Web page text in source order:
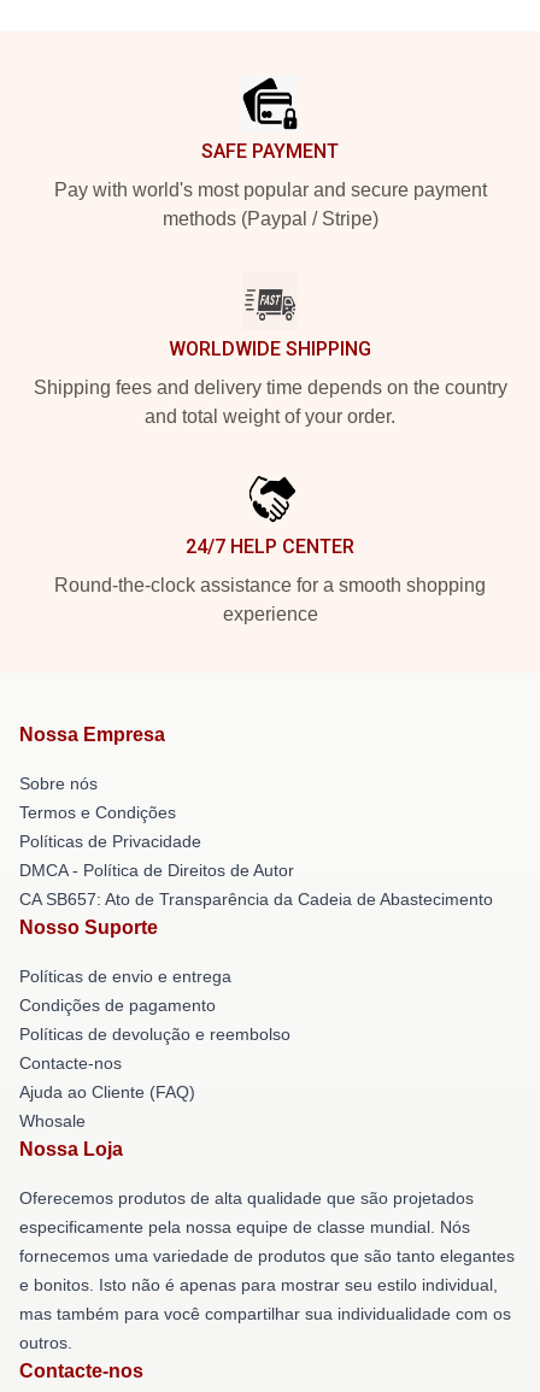
SAFE PAYMENT
Pay with world's most popular and secure payment
methods (Paypal / Stripe)
WORLDWIDE SHIPPING
Shipping fees and delivery time depends on the country
and total weight of your order.
24/7 HELP CENTER
Round-the-clock assistance for a smooth shopping
experience
Nossa Empresa
Sobre nós
Termos e Condições
Políticas de Privacidade
DMCA - Política de Direitos de Autor
CA SB657: Ato de Transparência da Cadeia de Abastecimento
Nosso Suporte
Políticas de envio e entrega
Condições de pagamento
Políticas de devolução e reembolso
Contacte-nos
Ajuda ao Cliente (FAQ)
Whosale
Nossa Loja
Oferecemos produtos de alta qualidade que são projetados
especificamente pela nossa equipe de classe mundial. Nós
fornecemos uma variedade de produtos que são tanto elegantes
e bonitos. Isto não é apenas para mostrar seu estilo individual,
mas também para você compartilhar sua individualidade com os
outros.
Contacte-nos